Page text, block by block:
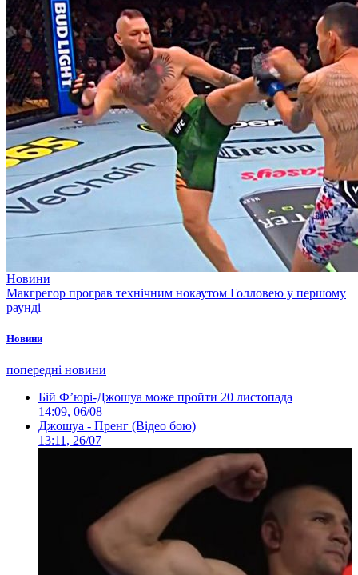
Новини
Макгрегор програв технічним нокаутом Голловею у першому
раунді
Новини
попередні новини
Бій Ф’юрі-Джошуа може пройти 20 листопада
14:09, 06/08
Джошуа - Пренг (Відео бою)
13:11, 26/07